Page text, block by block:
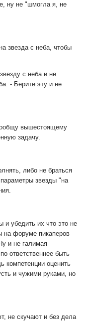
ну не "шмогла я, не
звезда с неба, чтобы
с неба и не
- Берите эту и не
вышестоящему
задачу.
либо не браться
звезды "на
убедить их что это не
на форуме пикаперов
и не галимая
ответственнее быть
компетенции оценить
и чужими руками, но
не скучают и без дела